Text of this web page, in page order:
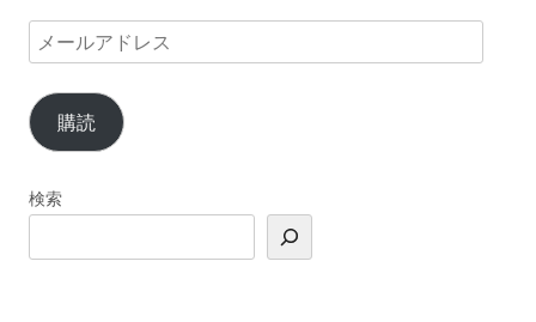
メ
ー
ル
ア
ド
ス
購読
検索